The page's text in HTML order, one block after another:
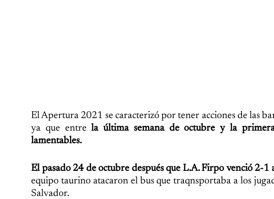
El Apertura 2021 se caracterizó por tener acciones de las
ya que entrela última semana de octubre y la
lamentables.
El pasado 24 de octubre después que L.A. Firpo venció 2-1
equipo taurino atacaron el bus que traqnsportaba a los
Salvador.